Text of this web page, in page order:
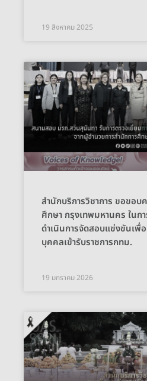
19 สิงหาคม 2025
สำนักบริการวิชาการ ขอขอบ
ศึกษา กรุงเทพมหานคร ในกา
ดำเนินการจัดสอบแข่งขันเพื่
บุคคลเข้ารับราชการกทม.
19 มกราคม 2026